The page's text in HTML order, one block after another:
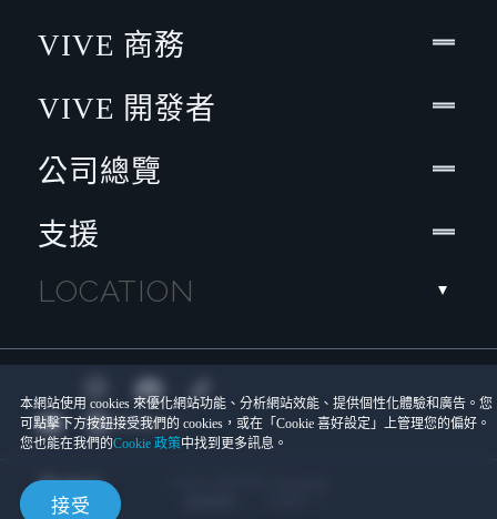
本網站使用 cookies 來優化網站功能、分析網站效能、提供個性化體驗和廣告。您
可點擊下方按鈕接受我們的 cookies，或在「Cookie 喜好設定」上管理您的偏好。
您也能在我們的Cookie 政策中找到更多訊息。
接受
VIVE 商務
VIVE 開發者
公司總覽
支援
LOCATION